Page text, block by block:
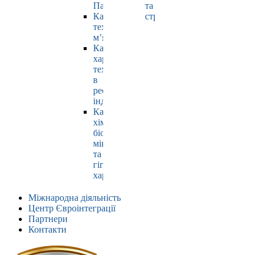
Павлюк
Кафедра
технології
м’яса
Кафедра
харчових
технологій
в
ресторанній
індустрії
Кафедра
хімії,
біохімії,
мікробіології
та
гігієни
харчування
та
страхування
Міжнародна діяльність
Центр Євроінтеграції
Партнери
Контакти